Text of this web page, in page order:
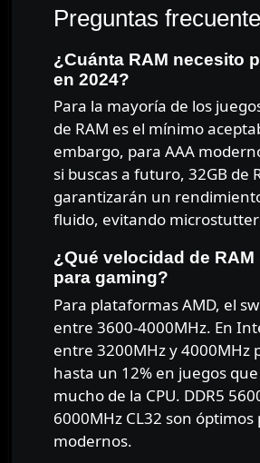
Preguntas
¿Cuánta RAM necesito
en 2024?
Para la mayoría de los juegos actuales, 16GB
de RAM es el mínimo
embargo, para AAA
si buscas a futuro, 32GB de
garantizarán un
fluido, evitando
¿Qué velocidad de RAM
para gaming?
Para plataformas AMD, el
entre 3600-4000MHz. En
entre 3200MHz y 4000MHz
hasta un 12% en juegos
mucho de la CPU. DDR5
6000MHz CL32 son
modernos.